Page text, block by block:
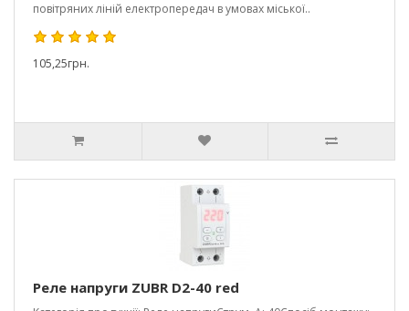
повітряних ліній електропередач в умовах міської..
105,25грн.
Реле напруги ZUBR D2-40 red